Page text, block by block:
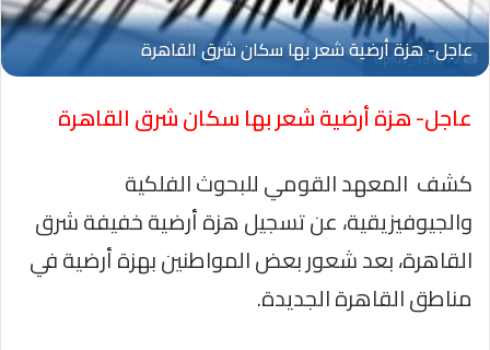
Oplus_131072
عاجل- هزة أرضية شعر بها سكان شرق القاهرة
كشف المعهد القومي للبحوث الفلكية
والجيوفيزيقية، عن تسجيل هزة أرضية خفيفة شرق
القاهرة، بعد شعور بعض المواطنين بهزة أرضية في
مناطق القاهرة الجديدة.